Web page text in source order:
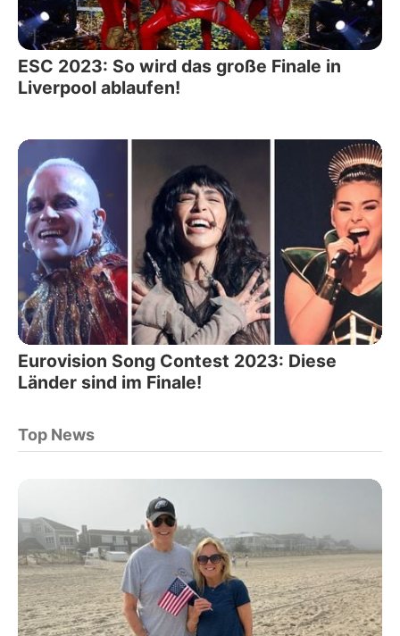
ESC 2023: So wird das große Finale in
Liverpool ablaufen!
Eurovision Song Contest 2023: Diese
Länder sind im Finale!
Top News